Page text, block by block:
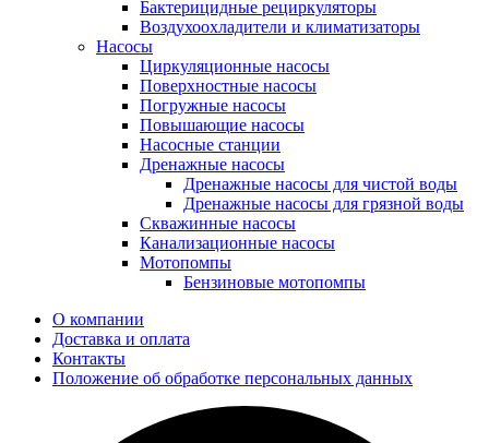
Бактерицидные рециркуляторы
Воздухоохладители и климатизаторы
Насосы
Циркуляционные насосы
Поверхностные насосы
Погружные насосы
Повышающие насосы
Насосные станции
Дренажные насосы
Дренажные насосы для чистой воды
Дренажные насосы для грязной воды
Скважинные насосы
Канализационные насосы
Мотопомпы
Бензиновые мотопомпы
О компании
Доставка и оплата
Контакты
Положение об обработке персональных данных